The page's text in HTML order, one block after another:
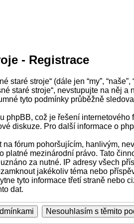
- Registrace
staré stroje“ (dále jen “my”,
staré stroje“, nevstupujte na něj
tyto podmínky průběžně
phpBB, což je řešení internetového
diskuze. Pro další informace o
fórum pohoršujícím, hanlivým,
platné mezinárodní právo. Tato
za nutné. IP adresy všech
jakékoliv téma nebo
tyto informace třetí straně nebo
dat.